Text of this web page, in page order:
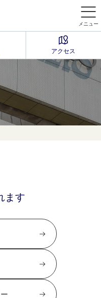
メニュー
アクセス
ます